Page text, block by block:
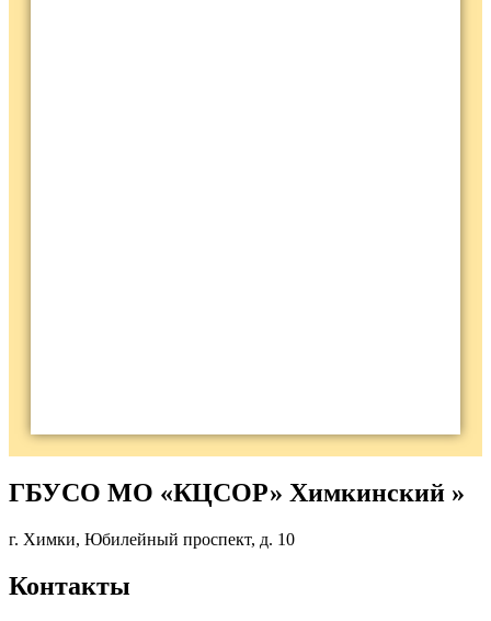
ГБУСО МО «КЦСОР» Химкинский »
г. Химки, Юбилейный проспект, д. 10
Контакты